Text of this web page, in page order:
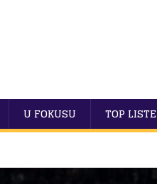
U FOKUSU TOP LISTE